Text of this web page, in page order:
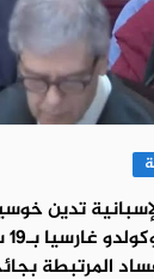
تدين
المرتبطة